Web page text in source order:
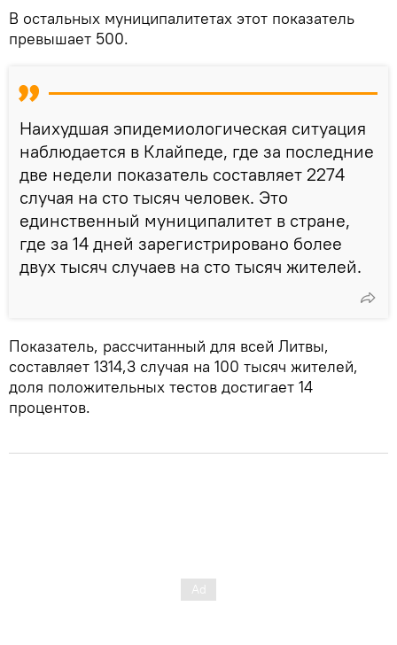
В остальных муниципалитетах этот показатель
превышает 500.
Наихудшая эпидемиологическая ситуация
наблюдается в Клайпеде, где за последние
две недели показатель составляет 2274
случая на сто тысяч человек. Это
единственный муниципалитет в стране,
где за 14 дней зарегистрировано более
двух тысяч случаев на сто тысяч жителей.
Показатель, рассчитанный для всей Литвы,
составляет 1314,3 случая на 100 тысяч жителей,
доля положительных тестов достигает 14
процентов.